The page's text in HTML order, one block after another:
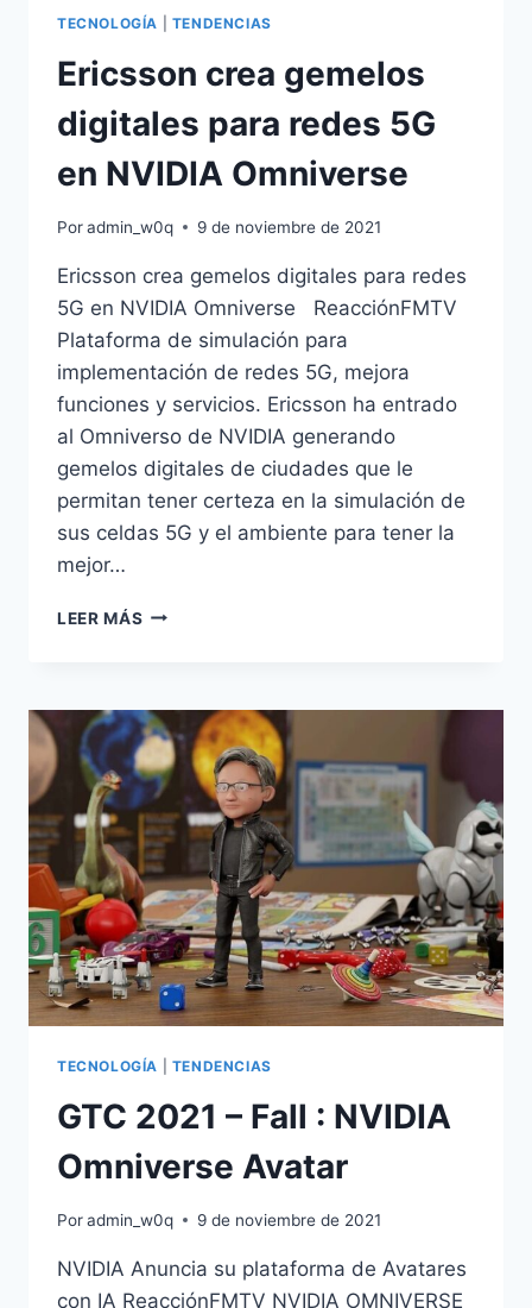
AI
TECNOLOGÍA TENDENCIAS
Ericsson crea gemelos
digitales para redes 5G
en NVIDIA Omniverse
Poradmin_w0q 9 de noviembre de 2021
Ericsson crea gemelos digitales para redes
5G en NVIDIA Omniverse ReacciónFMTV
Plataforma de simulación para
implementación de redes 5G, mejora
funciones y servicios. Ericsson ha entrado
al Omniverso de NVIDIA generando
gemelos digitales de ciudades que le
permitan tener certeza en la simulación de
sus celdas 5G y el ambiente para tener la
mejor…
LEER MÁS ERICSSON
PARA
REDES
5G
EN
NVIDIA
OMNIVERSE
TECNOLOGÍA TENDENCIAS
GTC 2021 – Fall : NVIDIA
Omniverse Avatar
Poradmin_w0q 9 de noviembre de 2021
NVIDIA Anuncia su plataforma de Avatares
con IA ReacciónFMTV NVIDIA OMNIVERSE